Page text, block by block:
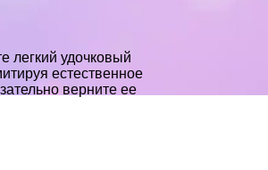
легкий удочковый
естественное
верните ее